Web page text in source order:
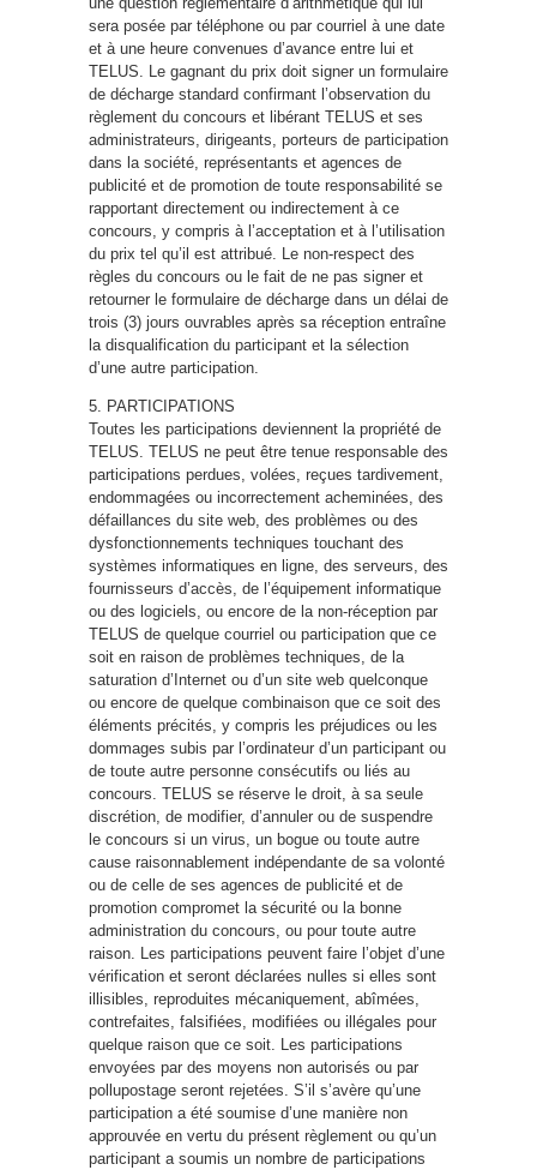
sera posée par téléphone ou par courriel à une date
et à une heure convenues d’avance entre lui et
TELUS. Le gagnant du prix doit signer un formulaire
de décharge standard confirmant l’observation du
règlement du concours et libérant TELUS et ses
administrateurs, dirigeants, porteurs de participation
dans la société, représentants et agences de
publicité et de promotion de toute responsabilité se
rapportant directement ou indirectement à ce
concours, y compris à l’acceptation et à l’utilisation
du prix tel qu’il est attribué. Le non-respect des
règles du concours ou le fait de ne pas signer et
retourner le formulaire de décharge dans un délai de
trois (3) jours ouvrables après sa réception entraîne
la disqualification du participant et la sélection
d’une autre participation.
5. PARTICIPATIONS
Toutes les participations deviennent la propriété de
TELUS. TELUS ne peut être tenue responsable des
participations perdues, volées, reçues tardivement,
endommagées ou incorrectement acheminées, des
défaillances du site web, des problèmes ou des
dysfonctionnements techniques touchant des
systèmes informatiques en ligne, des serveurs, des
fournisseurs d’accès, de l’équipement informatique
ou des logiciels, ou encore de la non-réception par
TELUS de quelque courriel ou participation que ce
soit en raison de problèmes techniques, de la
saturation d’Internet ou d’un site web quelconque
ou encore de quelque combinaison que ce soit des
éléments précités, y compris les préjudices ou les
dommages subis par l’ordinateur d’un participant ou
de toute autre personne consécutifs ou liés au
concours. TELUS se réserve le droit, à sa seule
discrétion, de modifier, d’annuler ou de suspendre
le concours si un virus, un bogue ou toute autre
cause raisonnablement indépendante de sa volonté
ou de celle de ses agences de publicité et de
promotion compromet la sécurité ou la bonne
administration du concours, ou pour toute autre
raison. Les participations peuvent faire l’objet d’une
vérification et seront déclarées nulles si elles sont
illisibles, reproduites mécaniquement, abîmées,
contrefaites, falsifiées, modifiées ou illégales pour
quelque raison que ce soit. Les participations
envoyées par des moyens non autorisés ou par
pollupostage seront rejetées. S’il s’avère qu’une
participation a été soumise d’une manière non
approuvée en vertu du présent règlement ou qu’un
participant a soumis un nombre de participations